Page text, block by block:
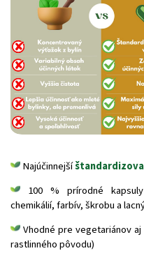
Najúčinnejší
100 % prírodné
chemikálií, farbív, škrobu a
Vhodné pre vegetariánov
rastlinného pôvodu)